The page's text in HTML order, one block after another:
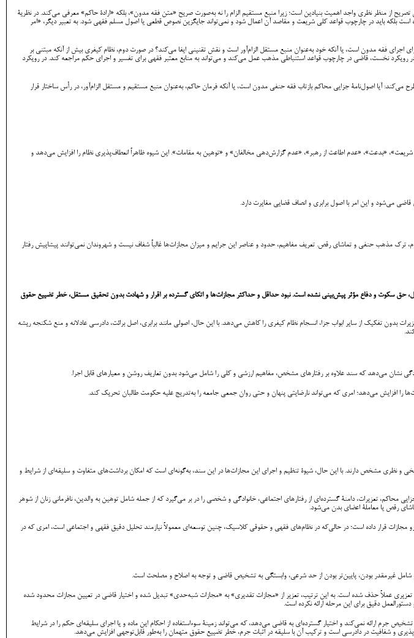
از منظر نظری واجد اهمیت بنیادین است؛ زیرا منبع مستقیم الزام را نه به‌صورت صریح «متن فقه مدون»، بلکه «ارادۀ حاکم» معرفی می‌کند. در نظریۀ
بلکه باید در چارچوب قواعد کلی شریعت و مقاصد آن اعمال شود و نمی‌تواند جایگزین نصوص قطعی یا اصول مسلم فقهی شود. به تعبیر دیگر، «امر
فقه مدون است، یا آنکه خود به‌عنوان منبع مستقل الزام‌آور است و نقش تقنینی ایفا می‌کند؟ در صورت دوم، نظام کیفری بیش از آنکه مبتنی بر
رویکرد نخست، قاضی در چارچوب قواعد استنباطی مذهب عمل می‌کند و می‌تواند به منابع معتبر فقهی برای تفسیر و اجرای حکم مراجعه کند. در رویکرد
می‌کند: آیا اصول‌نامۀ جزایی محاکم بازتاب فقه حنفی مدون است، یا آنکه فرمان حاکم، به‌عنوان منبع مستقیم و مستقل الزام‌آور، در رأس ساختار قرار
«بدعت»، «عدم اطاعت از رهبر»، «عدم گزارش‌دهی مخالفان» و «توهین به مقامات». این شیوه ظاهراً انعطاف‌پذیری نظام را افزایش می‌دهد و
قاضی می‌شود و این امر با اصول برابری و انصاف قضایی مغایرت دارد.
ترک مذهب حنفی و تماشای رقص. تعریف مفاهیم، حدود و عناصر این جرایم و میزان مجازات‌ها غالباً شفاف نیست و شهروندان نمی‌توانند پیشاپیش رفتار
حق سکوت و دفاع مؤثر پیش‌بینی نشده است. نبود حداقل و حداکثر مجازات‌ها و اتکای گسترده بر اقرار و شهادت بدون تحقیق مستقل، خطر تضییع حقوق
تفکیک از سایر ابواب جزا، انسجام نظام کیفری را کاهش می‌دهد. با این حال، اصولی مانند برابری، اصل برائت، دادرسی عادلانه و منع شکنجه ریشه
نشان می‌دهد که سند علاوه بر رفتارهای مشخص، مفاهیم ارزشی و کلی را شامل می‌شود بدون تعاریف روشن و معیارهای قابل اجرا.
را افزایش می‌دهد؛ امری که می‌تواند نارضایتی پنهان و حتی روان جمعی جامعه را به‌تدریج علیه حکومت طالبان تحریک کند.
نظری مشخص دارند. با این حال، شیوۀ تنظیم و اجرای این مجازات‌ها در این سند، به‌گونه‌ای است که امکان برداشت‌های متفاوت و سلیقه‌ای از شرایط و
تعزیرات، دامنۀ گسترده‌ای از رفتارهای اجتماعی، خانوادگی و شخصی را در بر می‌گیرد که از جمله شامل توهین به والدین، نافرمانی زنان از شوهر
رقص یا معاملۀ اعضای بدن می‌شود.
قرار داده است؛ در حالی‌که در نظام‌های فقهی و حقوقی کلاسیک، چنین توسعه‌ای معمولاً نیازمند تحلیل دقیق فقهی و اجتماعی است، امری که در
شامل غیرمقدر بودن، پایین‌تر بودن از حد شرعی، وابستگی به تشخیص قاضی و توجه به اصلاح و مصلحت است.
عملاً حذف شده است. به این ترتیب، تعزیر از «مجازات تقدیری» به «مجازات شبه‌حدی» تبدیل شده و اختیار قاضی در تعیین مجازات محدود شده
دقیق برای این مرحله ارائه نکرده است.
روشنی برای تشخیص جرم ارائه نمی‌کند و اختیار گسترده‌ای به قاضی می‌دهد، که می‌تواند زمینۀ سوءاستفاده از احکام این ماده و یا اجرای سلیقه‌ای حکم را در شرایط‌
و شفافیت در دادرسی است و ترکیب آن با سلیقه در اثبات جرم، خطر تضییع حقوق متهمان را به‌طور قابل‌توجهی افزایش می‌دهد.